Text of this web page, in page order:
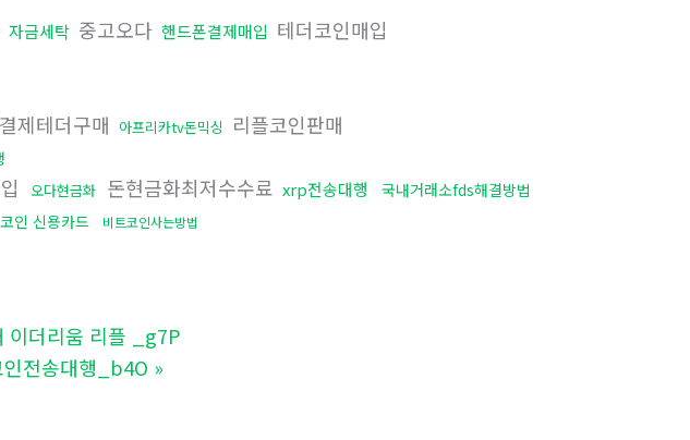
자금세탁 중고오다 핸드폰결제매입 테더코인매입
제테더구매 아프리카tv돈믹싱 리플코인판매
오다현금화 돈현금화최저수수료 xrp전송대행 국내거래소fds해결방법
코인 신용카드 비트코인사는방법
이더리움 리플 _g7P
전송대행_b4O »